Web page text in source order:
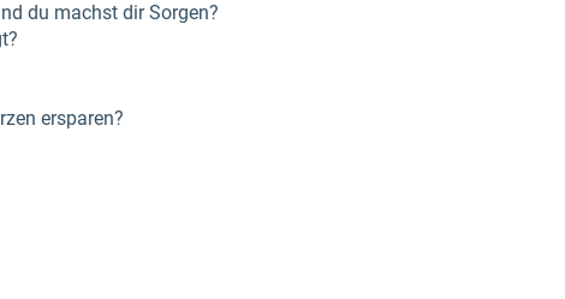
du machst dir Sorgen?
ersparen?